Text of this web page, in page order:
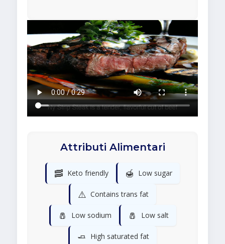
Attributi Alimentari
🥓 Keto friendly 🍯 Low sugar
⚠️ Contains trans fat
🧂 Low sodium 🧂 Low salt
🧈 High saturated fat